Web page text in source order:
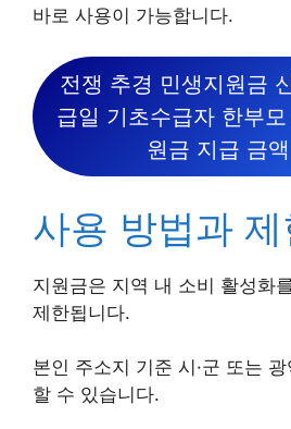
바로 사용이 가능합니다.
전쟁 추경 민생지원금
급일 기초수급자 한부
원금 지급 금
사용 방법과
지원금은 지역 내 소비 활성화
제한됩니다.
본인 주소지 기준 시·군 또는
할 수 있습니다.